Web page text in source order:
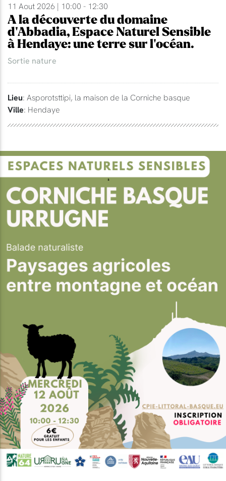
11 Aout 2026 | 10:00 - 12:30
A la découverte du domaine
d'Abbadia, Espace Naturel Sensible
à Hendaye: une terre sur l'océan.
Sortie nature
Lieu: Asporotsttipi, la maison de la Corniche basque
Ville: Hendaye